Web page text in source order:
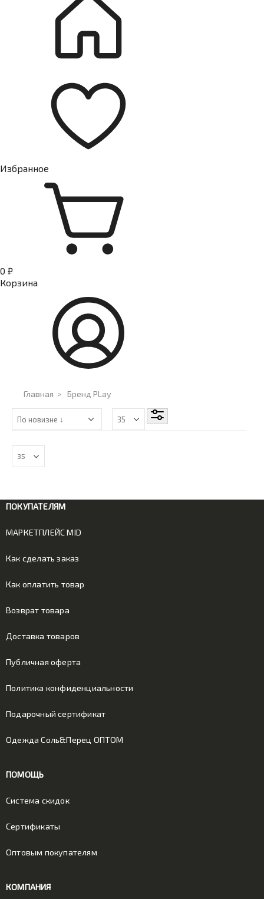
Избранное
0 ₽
Корзина
Главная > Бренд PLay
ПОКУПАТЕЛЯМ
МАРКЕТПЛЕЙС MID
Как сделать заказ
Как оплатить товар
Возврат товара
Доставка товаров
Публичная оферта
Политика конфиденциальности
Подарочный сертификат
Одежда Соль&Перец ОПТОМ
ПОМОЩЬ
Система скидок
Сертификаты
Оптовым покупателям
КОМПАНИЯ